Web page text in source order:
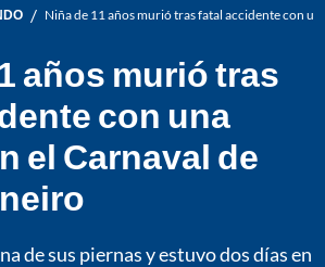
/ Niña de 11 años murió tras fatal accidente con
años murió tras
con una
el Carnaval de
de sus piernas y estuvo dos días en